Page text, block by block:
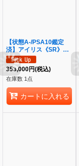
【状態A-/PSA10鑑定
済】アイリス《SR》
{082/076}[その他]
353,000円(税込)
在庫数 1点
カートに入れる